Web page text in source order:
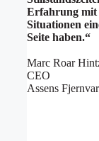
Erfahrung mit
Situationen
Seite haben.“
Marc Roar
CEO
Assens